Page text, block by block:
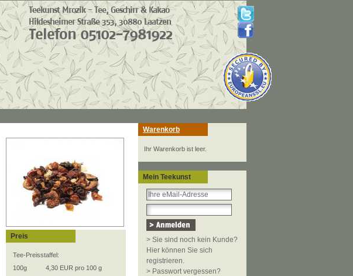
Preis
Tee-Preisstaffel:
100g
4,30 EUR pro 100 g
Warenkorb
Ihr Warenkorb ist leer.
Mein Teekunst
> Sie sind noch kein Kunde?
Hier können Sie sich
registrieren.
> Passwort vergessen?